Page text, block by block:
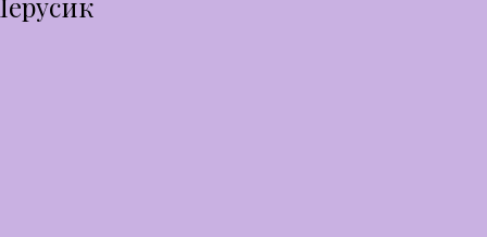
запись: